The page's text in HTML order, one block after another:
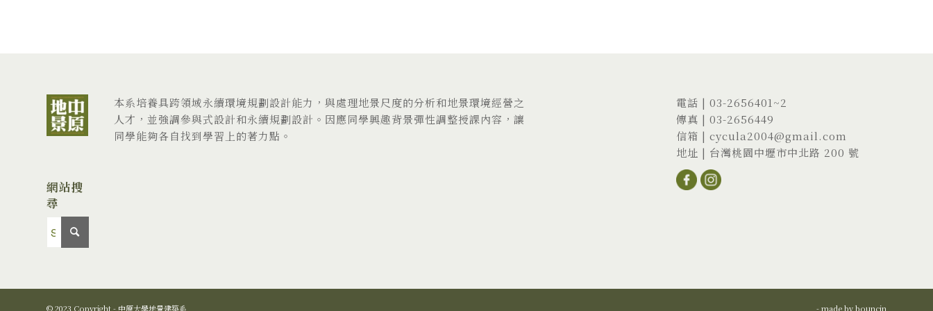
網站搜
尋
本系培養具跨領域永續環境規劃設計能力，與處理地景尺度的分析和地景環境經營之
人才，並強調參與式設計和永續規劃設計。因應同學興趣背景彈性調整授課內容，讓
同學能夠各自找到學習上的著力點。
電話 |03-2656401 ~2
傳真 | 03-2656449
信箱 |cycula2004@gmail.com
地址 | 台灣桃園中壢市中北路 200 號
© 2023 Copyright - 中原大學地景建築系 - made bybouncin